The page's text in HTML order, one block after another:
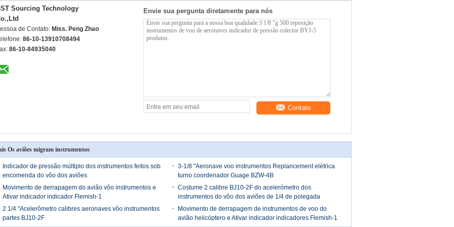
Sourcing Technology
de Contato: Miss. Peng Zhao
86-10-13910708494
86-10-84935040
Envie sua pergunta diretamente para nós
Contato
Os aviões migram instrumentos
Indicador de pressão múltiplo dos instrumentos feitos sob
encomenda do vôo dos aviões
3-1/8 "Aeronave voo instrumentos Replancement elétrica
turno coordenador Guage BZW-4B
Movimento de derrapagem do avião vôo instrumentos e
Ativar indicador indicador Flemish-1
Costume 2 calibre BJ10-2F do acelerómetro dos
instrumentos do vôo dos aviões de 1/4 de polegada
2 1/4 "Acelerômetro calibres aeronaves vôo instrumentos
partes BJ10-2F
Movimento de derrapagem de instrumentos de voo do
avião helicóptero e Ativar indicador indicadores Flemish-1